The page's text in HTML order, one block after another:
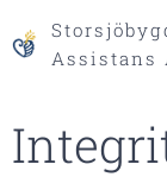
Assistans